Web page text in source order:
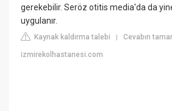
gerekebilir. Seröz otitis media'da da
uygulanır.
Kaynak kaldırma talebi |Cevabın
izmirekolhastanesi.com